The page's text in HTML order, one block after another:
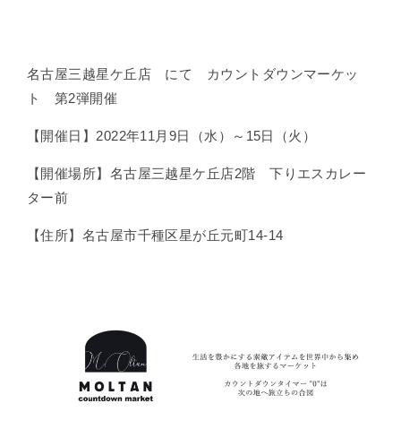
名古屋三越星ケ丘店 にて カウントダウンマーケッ
ト 第2弾開催
【開催日】2022年11月9日（水）～15日（火）
【開催場所】名古屋三越星ケ丘店2階 下りエスカレー
ター前
【住所】名古屋市千種区星が丘元町14-14